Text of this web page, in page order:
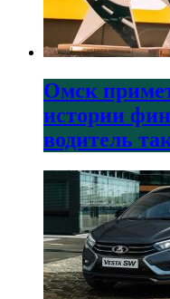
Омск
истории
водитель